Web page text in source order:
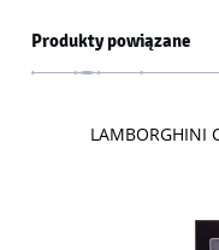
Produkty powiązane
LAMBORGHINI